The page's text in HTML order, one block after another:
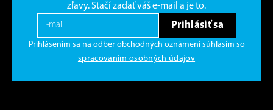
zľavy. Stačí zadať váš e-mail a je to.
Prihlásiť sa
Prihlásením sa na odber obchodných oznámení súhlasím so
spracovaním osobných údajov